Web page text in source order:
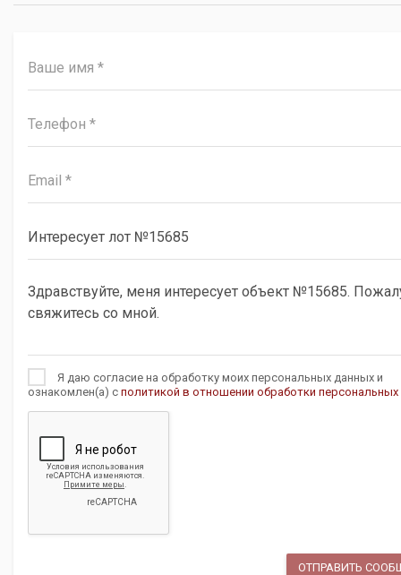
Я даю согласие на обработку моих персональных данных и
ознакомлен(а) с политикой в отношении обработки